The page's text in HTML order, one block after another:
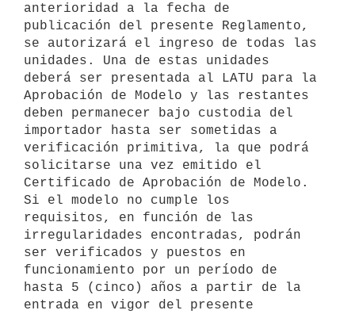
anterioridad a la fecha de
publicación del presente Reglamento,
se autorizará el ingreso de todas las
unidades. Una de estas unidades
deberá ser presentada al LATU para la
Aprobación de Modelo y las restantes
deben permanecer bajo custodia del
importador hasta ser sometidas a
verificación primitiva, la que podrá
solicitarse una vez emitido el
Certificado de Aprobación de Modelo.
Si el modelo no cumple los
requisitos, en función de las
irregularidades encontradas, podrán
ser verificados y puestos en
funcionamiento por un período de
hasta 5 (cinco) años a partir de la
entrada en vigor del presente